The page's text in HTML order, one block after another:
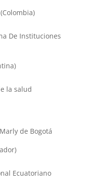
De Instituciones
la salud
de Bogotá
Ecuatoriano